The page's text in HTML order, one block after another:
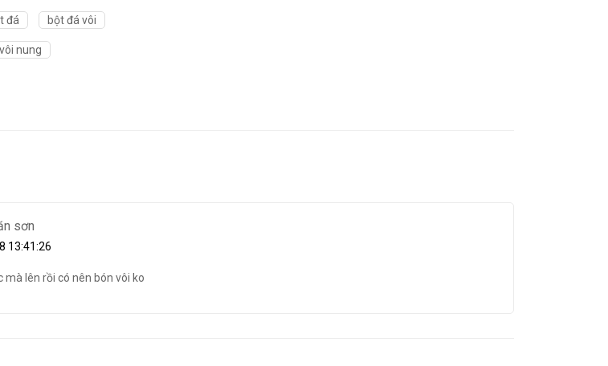
đá bột đá vôi
vôi nung
sơn
13:41:26
mà lên rồi có nên bón vôi ko